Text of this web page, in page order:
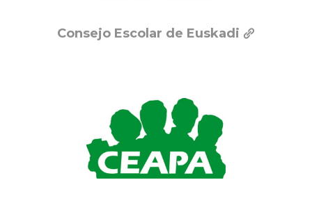
Consejo Escolar de Euskadi